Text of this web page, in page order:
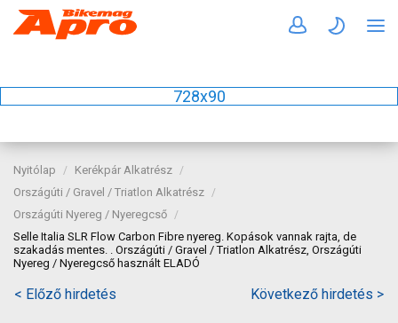
728x90
Nyitólap
Kerékpár Alkatrész
Országúti / Gravel / Triatlon Alkatrész
Országúti Nyereg / Nyeregcső
Selle Italia SLR Flow Carbon Fibre nyereg. Kopások vannak rajta, de
szakadás mentes. . Országúti / Gravel / Triatlon Alkatrész, Országúti
Nyereg / Nyeregcső használt ELADÓ
< Előző hirdetés Következő hirdetés >